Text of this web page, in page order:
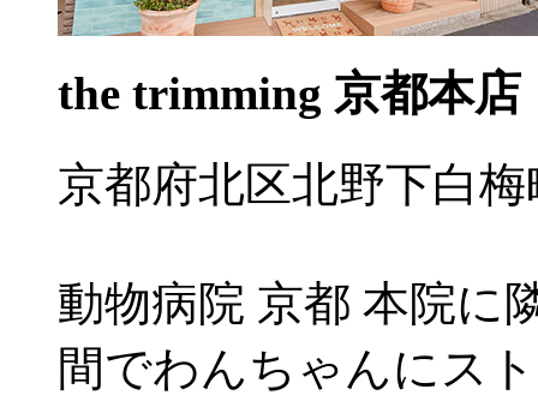
the trimming 京都本店
京都府北区北野下白
動物病院 京都 本院に
間でわんちゃんにス